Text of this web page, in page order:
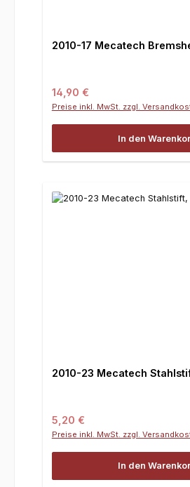
2010-17 Mecatech
Regulärer Preis:
14,90 €
Preise inkl. MwSt. zzgl.
In den
2010-23 Mecatech
Regulärer Preis:
5,20 €
Preise inkl. MwSt. zzgl.
In den